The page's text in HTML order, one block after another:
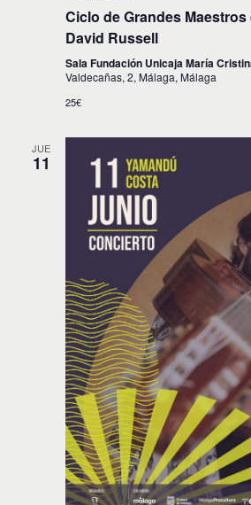
Ciclo de Grandes Maestros
David Russell
Sala Fundación Unicaja María
Valdecañas, 2, Málaga, Málaga
25€
JUE
11